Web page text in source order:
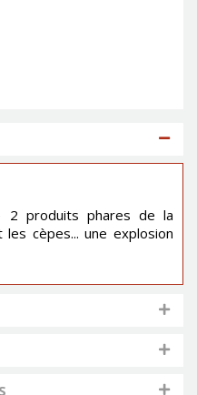
2 produits phares de la
cèpes... une explosion